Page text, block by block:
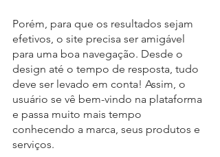
Porém, para que os resultados sejam
efetivos, o site precisa ser amigável
para uma boa navegação. Desde o
design até o tempo de resposta, tudo
deve ser levado em conta! Assim, o
usuário se vê bem-vindo na plataforma
e passa muito mais tempo
conhecendo a marca, seus produtos e
serviços.